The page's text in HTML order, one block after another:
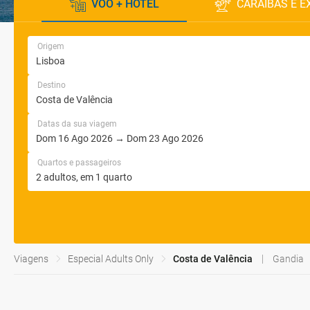
VOO + HOTEL CARAÍBAS E
Origem
Destino
Datas da sua viagem
Quartos e passageiros
Viagens Especial Adults Only Costa de Valência Gandia